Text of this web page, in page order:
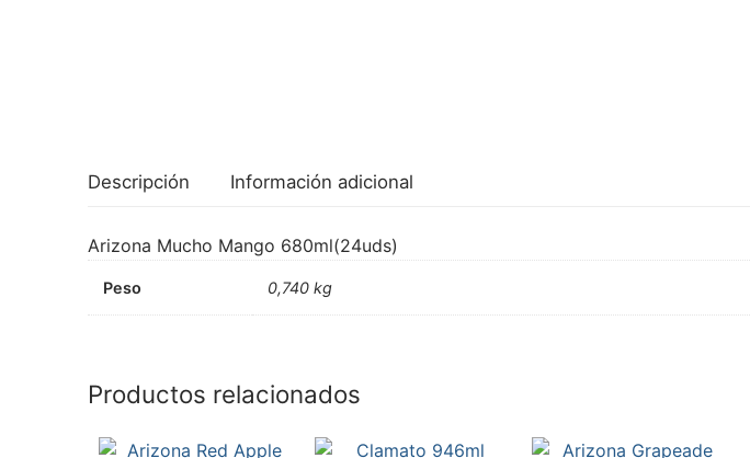
Descripción Información adicional
Arizona Mucho Mango 680ml(24uds)
Peso 0,740 kg
Productos relacionados